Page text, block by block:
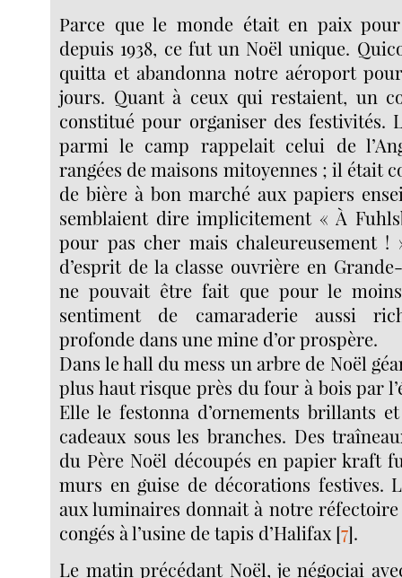
Parce que le monde était en paix
depuis 1938, ce fut un Noël unique.
quitta et abandonna notre aéroport
jours. Quant à ceux qui restaient, un
constitué pour organiser des festivités.
parmi le camp rappelait celui de
rangées de maisons mitoyennes ; il était
de bière à bon marché aux papiers
semblaient dire implicitement « À
pour pas cher mais chaleureusement !
d’esprit de la classe ouvrière en
ne pouvait être fait que pour le
sentiment de camaraderie aussi
profonde dans une mine d’or prospère.
Dans le hall du mess un arbre de Noël
plus haut risque près du four à bois par
Elle le festonna d’ornements brillants
cadeaux sous les branches. Des
du Père Noël découpés en papier kraft
murs en guise de décorations festives.
aux luminaires donnait à notre
congés à l’usine de tapis d’Halifax [7].
Le matin précédant Noël, je négociai